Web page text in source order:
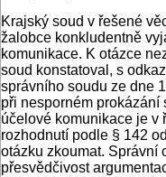
Krajský soud v řešené
žalobce konkludentně
komunikace. K otázce
soud konstatoval, s
správního soudu ze dne
při nesporném
účelové komunikace je v
rozhodnutí podle § 142
otázku zkoumat. Správní
přesvědčivost